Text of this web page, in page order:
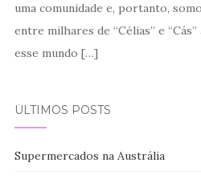
uma comunidade e, portanto,
entre milhares de “Célias” e
esse mundo […]
ÚLTIMOS POSTS
Supermercados na Austrália